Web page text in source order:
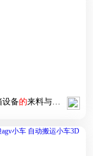
设备的来料与运输 模拟